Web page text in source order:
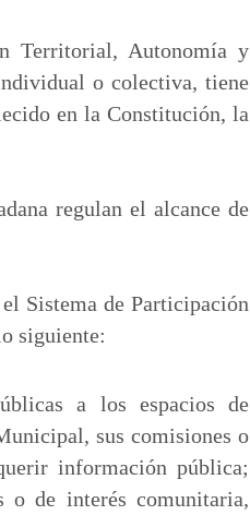
Territorial, Autonomía y
o colectiva, tiene
en la Constitución, la
regulan el alcance de
Sistema de Participación
siguiente:
a los espacios de
sus comisiones o
información pública;
o de interés comunitaria,